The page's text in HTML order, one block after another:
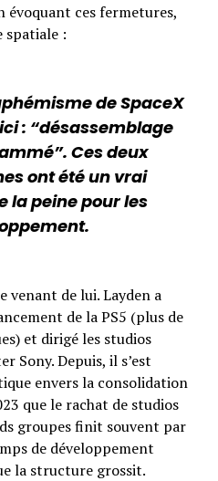
évoquant ces fermetures,
spatiale :
de SpaceX
: “désassemblage
Ces deux
ont été un vrai
la peine pour les
venant de lui. Layden a
de la PS5 (plus de
et dirigé les studios
Sony. Depuis, il s’est
envers la consolidation
que le rachat de studios
groupes finit souvent par
de développement
la structure grossit.